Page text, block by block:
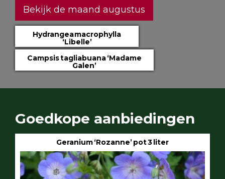
Bekijk de maand augustus
Hydrangea macrophylla
‘Libelle’
Campsis tagliabuana ‘Madame
Galen’
Goedkope aanbiedingen
Geranium ‘Rozanne’ pot 3 liter